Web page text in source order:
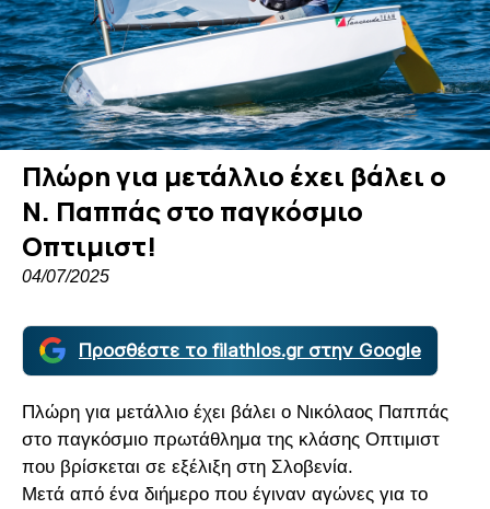
Πλώρη για μετάλλιο έχει βάλει ο
Ν. Παππάς στο παγκόσμιο
Οπτιμιστ!
04/07/2025
Προσθέστε το filathlos.gr στην Google
Πλώρη για μετάλλιο έχει βάλει ο Νικόλαος Παππάς
στο παγκόσμιο πρωτάθλημα της κλάσης Οπτιμιστ
που βρίσκεται σε εξέλιξη στη Σλοβενία.
Μετά από ένα διήμερο που έγιναν αγώνες για το